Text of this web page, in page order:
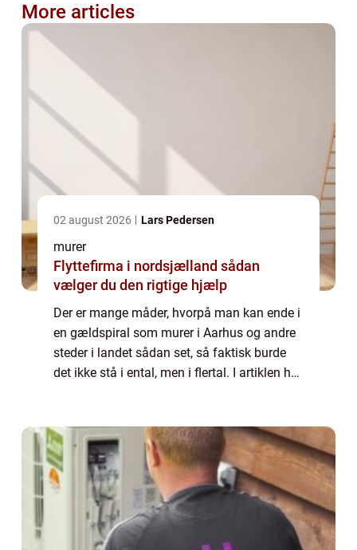
More articles
02 august 2026 Lars Pedersen
murer
Flyttefirma i nordsjælland sådan
vælger du den rigtige hjælp
Der er mange måder, hvorpå man kan ende i
en gældspiral som murer i Aarhus og andre
steder i landet sådan set, så faktisk burde
det ikke stå i ental, men i flertal. I artiklen her